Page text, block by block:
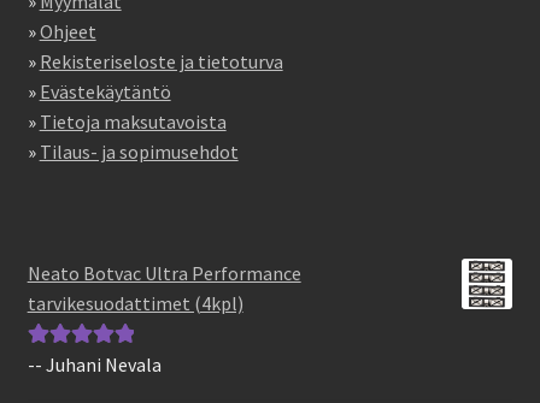
»Ohjeet
» Rekisteriseloste ja tietoturva
» Evästekäytäntö
» Tietoja maksutavoista
» Tilaus- ja sopimusehdot
Neato Botvac Ultra Performance
tarvikesuodattimet (4kpl)
Arvostelu
-- Juhani Nevala